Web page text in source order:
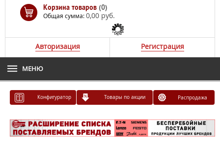
Корзина товаров (0)
Общая сумма:0,00 руб.
Авторизация Регистрация
МЕНЮ
Конфигуратор Товары по акции Распродажа